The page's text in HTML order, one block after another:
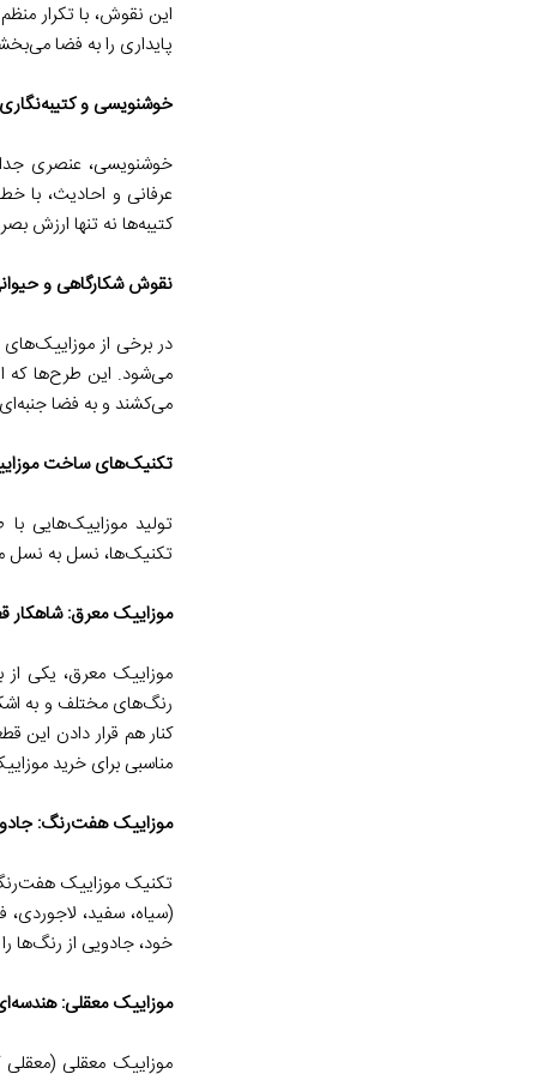
این نقوش، با تکرار
پایداری را به فضا
خوشنویسی و
خوشنویسی، عنصری
عرفانی و احادیث، با
کتیبه‌ها نه تنها ارزش
نقوش شکارگاهی و
در برخی از موزاییک‌های
می‌شود. این طرح‌ها که
می‌کشند و به فضا
تکنیک‌های ساخت
تولید موزاییک‌هایی
تکنیک‌ها، نسل به نسل
موزاییک معرق: شاهکار
موزاییک معرق، یکی
رنگ‌های مختلف و به
کنار هم قرار دادن این
مناسبی برای خرید
موزاییک هفت‌رنگ:
تکنیک موزاییک
(سیاه، سفید، لاجوردی،
خود، جادویی از رنگ‌ها
موزاییک معقلی:
موزاییک معقلی